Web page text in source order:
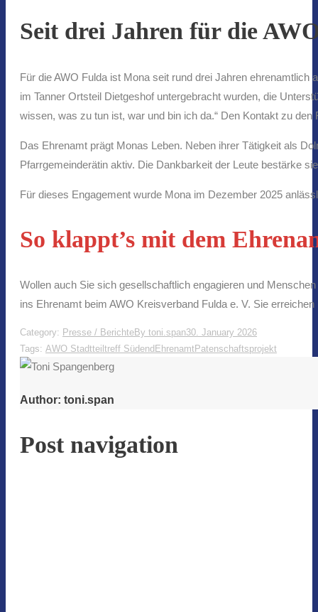
Seit drei Jahren für die
Für die AWO Fulda ist Mona seit rund drei Jahren ehrenamtlich
im Tanner Ortsteil Dietgeshof untergebracht wurden, die
wissen, was zu tun ist, war und bin ich da.“ Den Kontakt zu
Das Ehrenamt prägt Monas Leben. Neben ihrer Tätigkeit als
Pfarrgemeinderätin aktiv. Die Dankbarkeit der Leute bestärke
Für dieses Engagement wurde Mona im Dezember 2025
So klappt’s mit dem
Wollen auch Sie sich gesellschaftlich engagieren und
ins Ehrenamt beim AWO Kreisverband Fulda e. V. Sie
Category: Presse / BerichteBy toni.span30. January 2026
Tags: AWO Stadtteiltreff Südend EhrenamtPatenschaftsprojekt
Author: toni.span
Post navigation